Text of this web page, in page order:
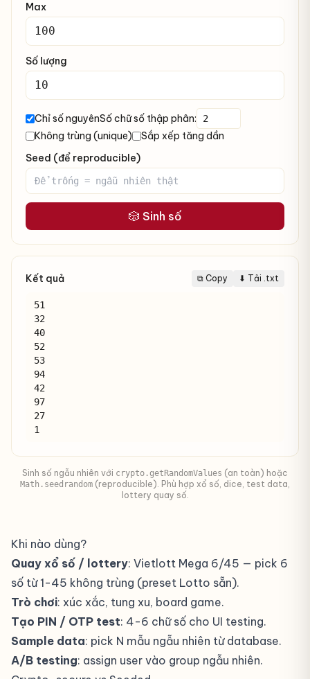
Max
Số lượng
Chỉ số nguyênSố chữ số thập phân:
Không trùng (unique)
Sắp xếp tăng dần
Seed (để reproducible)
🎲 Sinh số
Kết quả ⧉ Copy ⬇ Tải .txt
51
32
40
52
53
94
42
97
27
1
Sinh số ngẫu nhiên với crypto.getRandomValues (an toàn) hoặc
Math.seedrandom (reproducible). Phù hợp xổ số, dice, test data,
lottery quay số.
Khi nào dùng?
Quay xổ số / lottery: Vietlott Mega 6/45 — pick 6
số từ 1-45 không trùng (preset Lotto sẵn).
Trò chơi: xúc xắc, tung xu, board game.
Tạo PIN / OTP test: 4-6 chữ số cho UI testing.
Sample data: pick N mẫu ngẫu nhiên từ database.
A/B testing: assign user vào group ngẫu nhiên.